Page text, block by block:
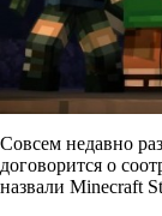
Совсем недавно
договорится о
назвали Minecraft